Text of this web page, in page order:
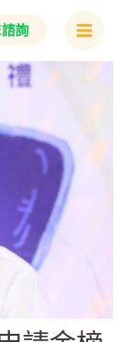
詢
Main
Menu